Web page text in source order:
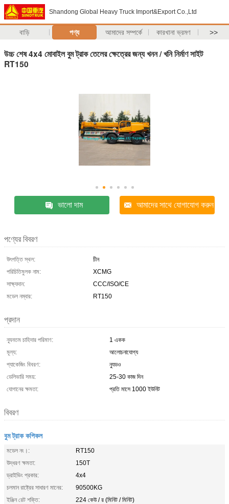
Shandong Global Heavy Truck Import&Export Co.,Ltd
বাড়ি পণ্য আমাদের সম্পর্কে কারখানা ভ্রমণ >>
উচ্চ শেষ 4x4 মোবাইল বুম ট্রাক তেলের ক্ষেত্রের জন্য খনন / খনি নির্মাণ সাইট
RT150
ভালো দাম আমাদের সাথে যোগাযোগ করুন
পণ্যের বিবরণ
উৎপত্তি স্থল:
চীন
পরিচিতিমুলক নাম:
XCMG
সাক্ষ্যদান:
CCC/ISO/CE
মডেল নম্বার:
RT150
প্রদান
ন্যূনতম চাহিদার পরিমাণ:
1 একক
মূল্য:
আলোচনাযোগ্য
প্যাকেজিং বিবরণ:
ন্যুডও
ডেলিভারি সময়:
25-30 কাজ দিন
যোগানের ক্ষমতা:
প্রতি মাসে 1000 ইউনিট
বিবরণ
বুম ট্রাক কপিকল
মডেল নং।:
RT150
উদ্ধরণ ক্ষমতা:
150T
ড্রাইভিং প্রকার:
4x4
চলমান রাষ্ট্রের সাধারণ মানের:
90500KG
ইঞ্জিন রেট শক্তি:
224 কেউ / র (মিনিট / মিনিট)